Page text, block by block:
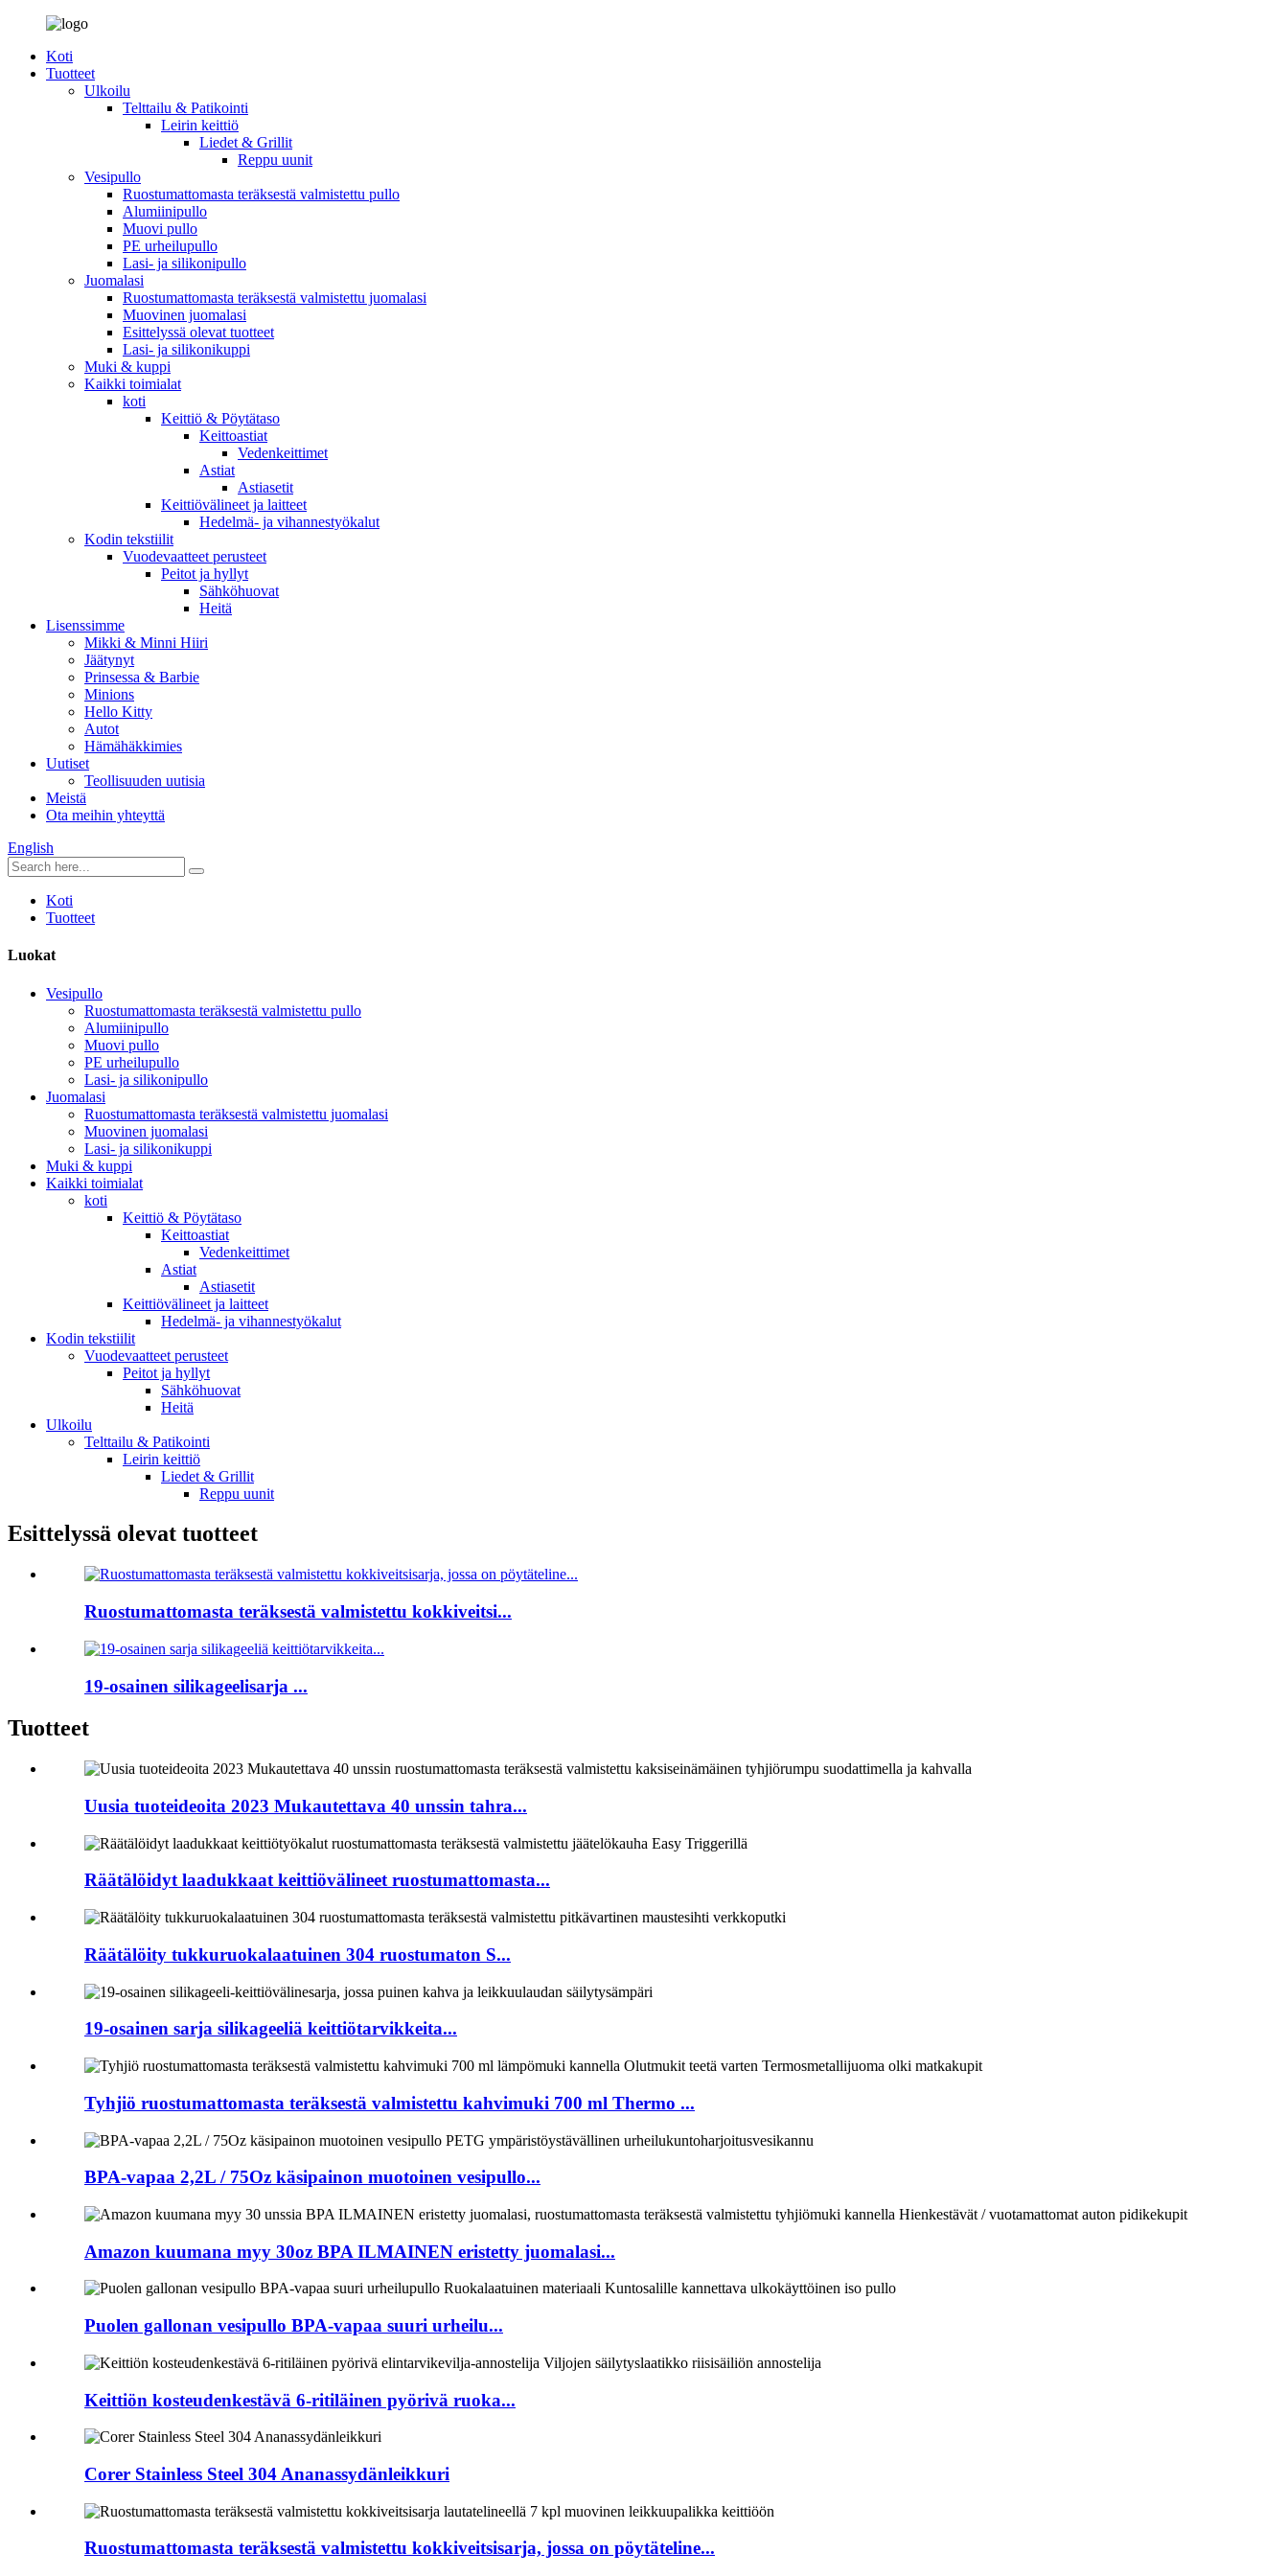
Koti
Tuotteet
Ulkoilu
Telttailu & Patikointi
Leirin keittiö
Liedet & Grillit
Reppu uunit
Vesipullo
Ruostumattomasta teräksestä valmistettu pullo
Alumiinipullo
Muovi pullo
PE urheilupullo
Lasi- ja silikonipullo
Juomalasi
Ruostumattomasta teräksestä valmistettu juomalasi
Muovinen juomalasi
Esittelyssä olevat tuotteet
Lasi- ja silikonikuppi
Muki & kuppi
Kaikki toimialat
koti
Keittiö & Pöytätaso
Keittoastiat
Vedenkeittimet
Astiat
Astiasetit
Keittiövälineet ja laitteet
Hedelmä- ja vihannestyökalut
Kodin tekstiilit
Vuodevaatteet perusteet
Peitot ja hyllyt
Sähköhuovat
Heitä
Lisenssimme
Mikki & Minni Hiiri
Jäätynyt
Prinsessa & Barbie
Minions
Hello Kitty
Autot
Hämähäkkimies
Uutiset
Teollisuuden uutisia
Meistä
Ota meihin yhteyttä
English
Koti
Tuotteet
Luokat
Vesipullo
Ruostumattomasta teräksestä valmistettu pullo
Alumiinipullo
Muovi pullo
PE urheilupullo
Lasi- ja silikonipullo
Juomalasi
Ruostumattomasta teräksestä valmistettu juomalasi
Muovinen juomalasi
Lasi- ja silikonikuppi
Muki & kuppi
Kaikki toimialat
koti
Keittiö & Pöytätaso
Keittoastiat
Vedenkeittimet
Astiat
Astiasetit
Keittiövälineet ja laitteet
Hedelmä- ja vihannestyökalut
Kodin tekstiilit
Vuodevaatteet perusteet
Peitot ja hyllyt
Sähköhuovat
Heitä
Ulkoilu
Telttailu & Patikointi
Leirin keittiö
Liedet & Grillit
Reppu uunit
Esittelyssä olevat tuotteet
Ruostumattomasta teräksestä valmistettu kokkiveitsi...
19-osainen silikageelisarja ...
Tuotteet
Uusia tuoteideoita 2023 Mukautettava 40 unssin tahra...
Räätälöidyt laadukkaat keittiövälineet ruostumattomasta...
Räätälöity tukkuruokalaatuinen 304 ruostumaton S...
19-osainen sarja silikageeliä keittiötarvikkeita...
Tyhjiö ruostumattomasta teräksestä valmistettu kahvimuki 700 ml Thermo ...
BPA-vapaa 2,2L / 75Oz käsipainon muotoinen vesipullo...
Amazon kuumana myy 30oz BPA ILMAINEN eristetty juomalasi...
Puolen gallonan vesipullo BPA-vapaa suuri urheilu...
Keittiön kosteudenkestävä 6-ritiläinen pyörivä ruoka...
Corer Stainless Steel 304 Ananassydänleikkuri
Ruostumattomasta teräksestä valmistettu kokkiveitsisarja, jossa on pöytäteline...